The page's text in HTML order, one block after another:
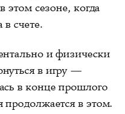
этом сезоне, когда
счете.
и физически
в игру —
в конце прошлого
продолжается в этом.